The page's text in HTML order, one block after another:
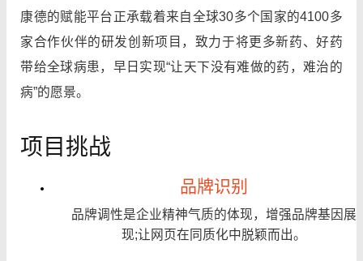
康德的赋能平台正承载着来自全球30多个国家的4100多
家合作伙伴的研发创新项目，致力于将更多新药、好药
带给全球病患，早日实现“让天下没有难做的药，难治的
病”的愿景。
项目挑战
品牌识别
品牌调性是企业精神气质的体现，增强品牌基因展
现;让网页在同质化中脱颖而出。